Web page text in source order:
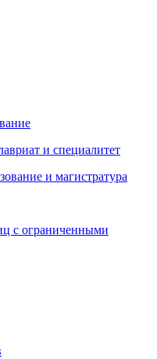
и специалитет
и магистратура
с ограниченными